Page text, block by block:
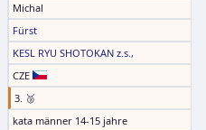
Michal
Fürst
KESL RYU SHOTOKAN z.s.,
CZE
3. 🥉
kata männer 14-15 jahre